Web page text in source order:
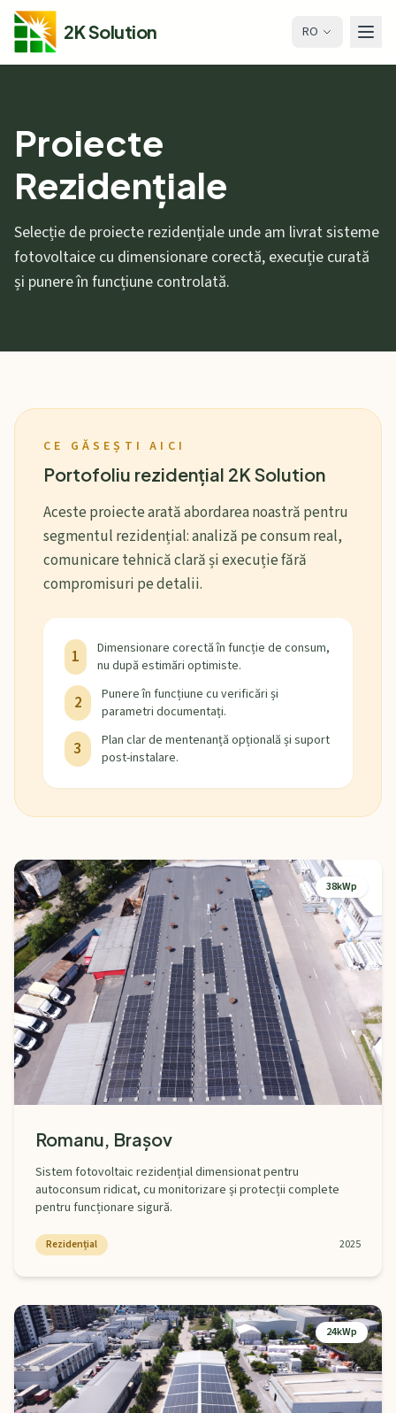
2K Solution RO
Proiecte
Rezidențiale
Selecție de proiecte rezidențiale unde am livrat sisteme
fotovoltaice cu dimensionare corectă, execuție curată
și punere în funcțiune controlată.
CE GĂSEȘTI AICI
Portofoliu rezidențial 2K Solution
Aceste proiecte arată abordarea noastră pentru
segmentul rezidențial: analiză pe consum real,
comunicare tehnică clară și execuție fără
compromisuri pe detalii.
1
Dimensionare corectă în funcție de consum,
nu după estimări optimiste.
2
Punere în funcțiune cu verificări și
parametri documentați.
3
Plan clar de mentenanță opțională și suport
post-instalare.
38kWp
Romanu, Brașov
Sistem fotovoltaic rezidențial dimensionat pentru
autoconsum ridicat, cu monitorizare și protecții complete
pentru funcționare sigură.
Rezidențial 2025
24kWp